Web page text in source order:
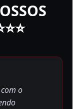
o